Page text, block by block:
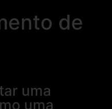
de
uma
uma